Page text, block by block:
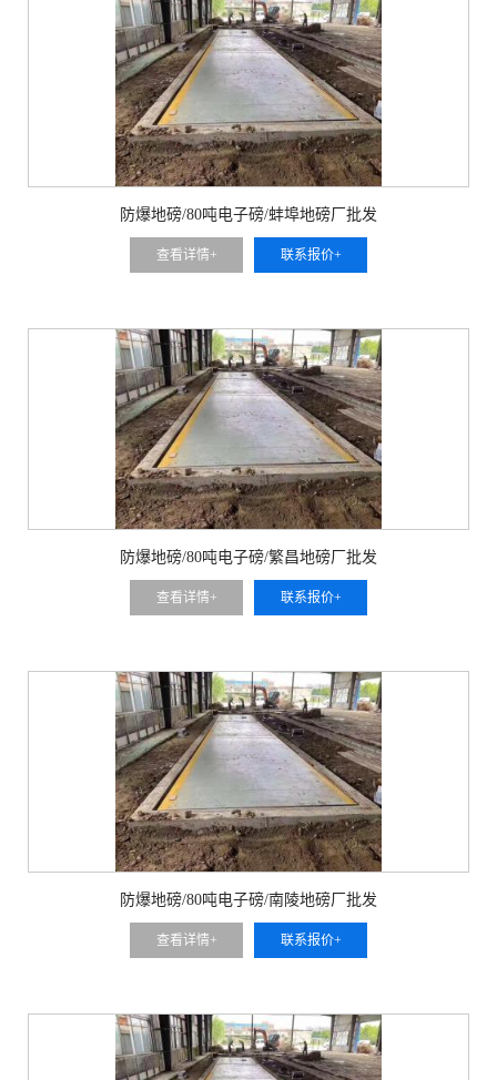
防爆地磅/80吨电子磅/蚌埠地磅厂批发
查看详情+ 联系报价+
防爆地磅/80吨电子磅/繁昌地磅厂批发
查看详情+ 联系报价+
防爆地磅/80吨电子磅/南陵地磅厂批发
查看详情+ 联系报价+